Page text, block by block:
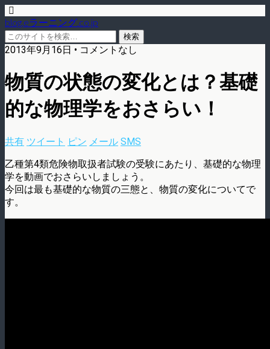
blog.eラーニング.co.jp
2013年9月16日 • コメントなし
物質の状態の変化とは？基礎
的な物理学をおさらい！
共有 ツイート ピン メール SMS
乙種第4類危険物取扱者試験の受験にあたり、基礎的な物理
学を動画でおさらいしましょう。
今回は最も基礎的な物質の三態と、物質の変化についてで
す。